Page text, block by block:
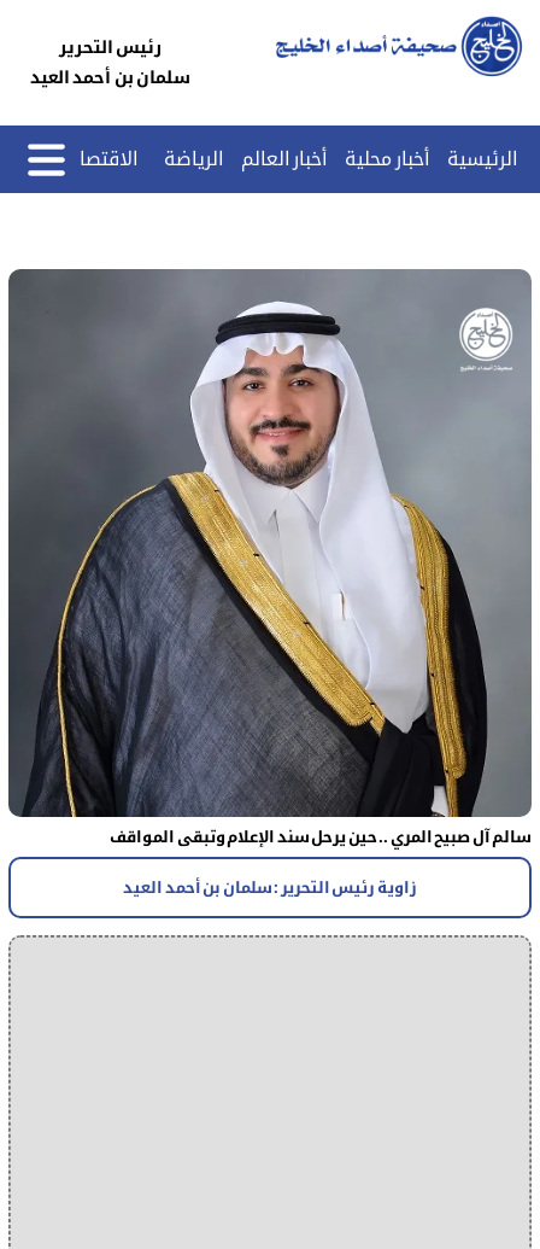
رئيس التحرير
سلمان بن أحمد العيد
الرئيسية أخبار محلية أخبار العالم الرياضة الاقتصاد
سالم آل صبيح المري .. حين يرحل سند الإعلام وتبقى المواقف
زاوية رئيس التحرير : سلمان بن أحمد العيد